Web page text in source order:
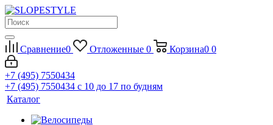
Сравнение0 Отложенные 0 Корзина0 0
+7 (495) 7550434
+7 (495) 7550434 с 10 до 17 по будням
Каталог